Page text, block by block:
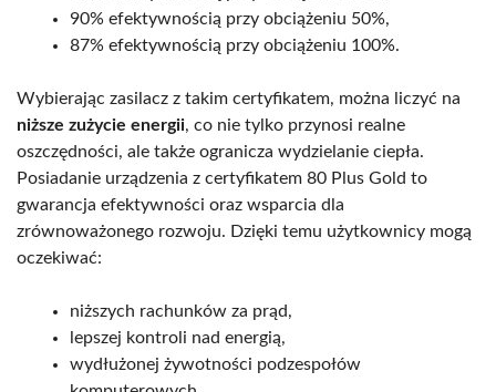
90% efektywnością przy obciążeniu 50%,
87% efektywnością przy obciążeniu 100%.
Wybierając zasilacz z takim certyfikatem, można liczyć na
niższe zużycie energii, co nie tylko przynosi realne
oszczędności, ale także ogranicza wydzielanie ciepła.
Posiadanie urządzenia z certyfikatem 80 Plus Gold to
gwarancja efektywności oraz wsparcia dla
zrównoważonego rozwoju. Dzięki temu użytkownicy mogą
oczekiwać:
niższych rachunków za prąd,
lepszej kontroli nad energią,
wydłużonej żywotności podzespołów